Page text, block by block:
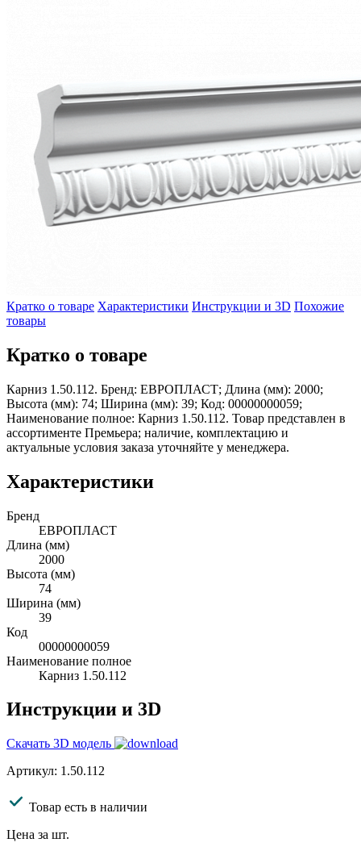
Кратко о товаре Характеристики Инструкции и 3D Похожие
товары
Кратко о товаре
Карниз 1.50.112. Бренд: ЕВРОПЛАСТ; Длина (мм): 2000;
Высота (мм): 74; Ширина (мм): 39; Код: 00000000059;
Наименование полное: Карниз 1.50.112. Товар представлен в
ассортименте Премьера; наличие, комплектацию и
актуальные условия заказа уточняйте у менеджера.
Характеристики
Бренд
ЕВРОПЛАСТ
Длина (мм)
2000
Высота (мм)
74
Ширина (мм)
39
Код
00000000059
Наименование полное
Карниз 1.50.112
Инструкции и 3D
Скачать 3D модель
Артикул: 1.50.112
Товар есть в наличии
Цена за шт.